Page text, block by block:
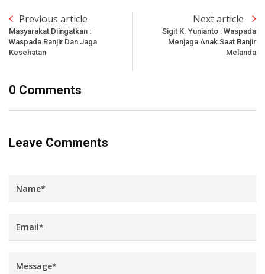
Previous article
Masyarakat Diingatkan :
Waspada Banjir Dan Jaga
Kesehatan
Next article
Sigit K. Yunianto : Waspada
Menjaga Anak Saat Banjir
Melanda
0 Comments
Leave Comments